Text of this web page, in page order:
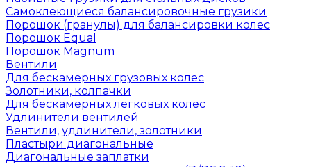
Самоклеющиеся балансировочные грузики
Порошок (гранулы) для балансировки колес
Порошок Equal
Порошок Magnum
Вентили
Для бескамерных грузовых колес
Золотники, колпачки
Для бескамерных легковых колес
Удлинители вентилей
Вентили, удлинители, золотники
Пластыри диагональные
Диагональные заплатки